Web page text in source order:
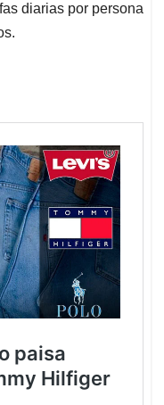
diarias por persona